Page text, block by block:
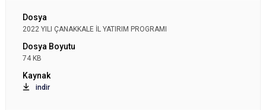
2022 YILI ÇANAKKALE İL YATIRIM PROGRAMI
74 KB
indir